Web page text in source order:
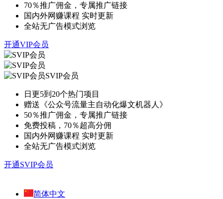
70％推广佣金，专属推广链接
国内外网赚课程 实时更新
全站无广告模式浏览
开通VIP会员
SVIP会员
日更5到20个热门项目
赠送《公众号流量主自动化爆文机器人》
50％推广佣金，专属推广链接
免费投稿，70％超高分佣
国内外网赚课程 实时更新
全站无广告模式浏览
开通SVIP会员
简体中文